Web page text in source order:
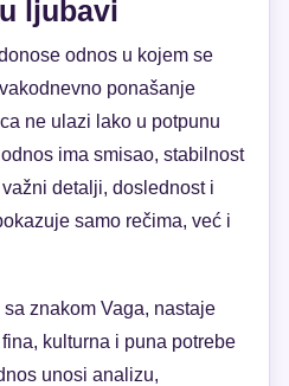
ljubavi
odnos u kojem se
ponašanje
ne ulazi lako u potpunu
ima smisao, stabilnost
detalji, doslednost i
samo rečima, već i
sa znakom Vaga, nastaje
kulturna i puna potrebe
unosi analizu,